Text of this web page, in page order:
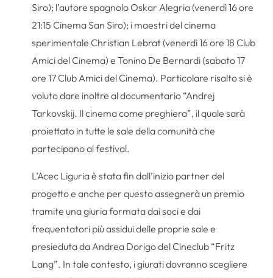
Siro); l’autore spagnolo Oskar Alegria (venerdì 16 ore
21:15 Cinema San Siro); i maestri del cinema
sperimentale Christian Lebrat (venerdì 16 ore 18 Club
Amici del Cinema) e Tonino De Bernardi (sabato 17
ore 17 Club Amici del Cinema). Particolare risalto si è
voluto dare inoltre al documentario “Andrej
Tarkovskij. Il cinema come preghiera”, il quale sarà
proiettato in tutte le sale della comunità che
partecipano al festival.
L’Acec Liguria è stata fin dall’inizio partner del
progetto e anche per questo assegnerà un premio
tramite una giuria formata dai soci e dai
frequentatori più assidui delle proprie sale e
presieduta da Andrea Dorigo del Cineclub “Fritz
Lang”. In tale contesto, i giurati dovranno scegliere